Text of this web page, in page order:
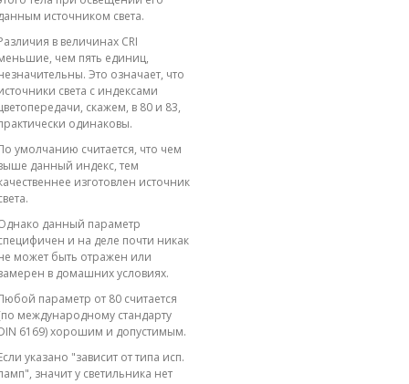
источником света.
в величинах CRI
чем пять единиц,
Это означает, что
света с индексами
скажем, в 80 и 83,
одинаковы.
умолчанию считается, что чем
данный индекс, тем
изготовлен источник
данный параметр
и на деле почти никак
может быть отражен или
в домашних условиях.
параметр от 80 считается
международному стандарту
6169) хорошим и допустимым.
указано "зависит от типа исп.
значит у светильника нет